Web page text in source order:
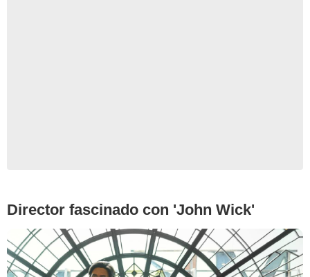
Director fascinado con 'John Wick'